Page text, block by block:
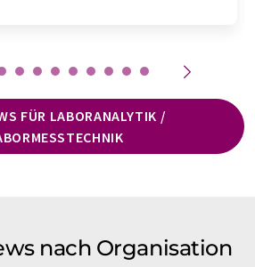
FÜR LABORANALYTIK /
nach Organisation